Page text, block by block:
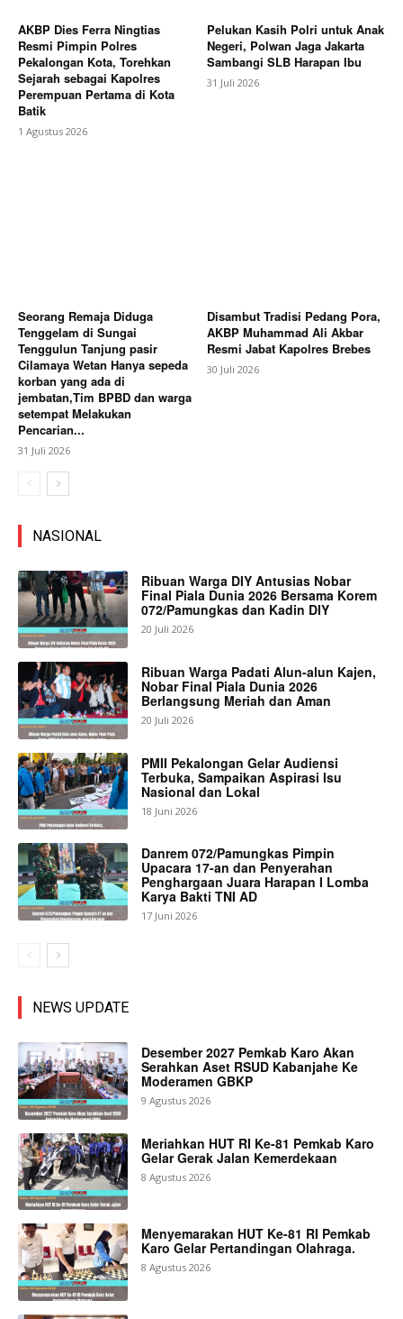
AKBP Dies Ferra Ningtias
Resmi Pimpin Polres
Pekalongan Kota, Torehkan
Sejarah sebagai Kapolres
Perempuan Pertama di Kota
Batik
1 Agustus 2026
Pelukan Kasih Polri untuk Anak
Negeri, Polwan Jaga Jakarta
Sambangi SLB Harapan Ibu
31 Juli 2026
Seorang Remaja Diduga
Tenggelam di Sungai
Tenggulun Tanjung pasir
Cilamaya Wetan Hanya sepeda
korban yang ada di
jembatan,Tim BPBD dan warga
setempat Melakukan
Pencarian...
31 Juli 2026
Disambut Tradisi Pedang Pora,
AKBP Muhammad Ali Akbar
Resmi Jabat Kapolres Brebes
30 Juli 2026
NASIONAL
Ribuan Warga DIY Antusias Nobar
Final Piala Dunia 2026 Bersama Korem
072/Pamungkas dan Kadin DIY
20 Juli 2026
Ribuan Warga Padati Alun-alun Kajen,
Nobar Final Piala Dunia 2026
Berlangsung Meriah dan Aman
20 Juli 2026
PMII Pekalongan Gelar Audiensi
Terbuka, Sampaikan Aspirasi Isu
Nasional dan Lokal
18 Juni 2026
Danrem 072/Pamungkas Pimpin
Upacara 17-an dan Penyerahan
Penghargaan Juara Harapan I Lomba
Karya Bakti TNI AD
17 Juni 2026
NEWS UPDATE
Desember 2027 Pemkab Karo Akan
Serahkan Aset RSUD Kabanjahe Ke
Moderamen GBKP
9 Agustus 2026
Meriahkan HUT RI Ke-81 Pemkab Karo
Gelar Gerak Jalan Kemerdekaan
8 Agustus 2026
Menyemarakan HUT Ke-81 RI Pemkab
Karo Gelar Pertandingan Olahraga.
8 Agustus 2026